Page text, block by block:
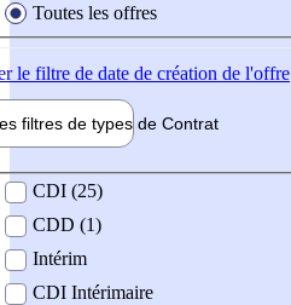
Toutes les offres
le filtre de date de création de l'offre
filtres de types de Contrat
contrat
CDI (25)
CDD (1)
Intérim
CDI Intérimaire